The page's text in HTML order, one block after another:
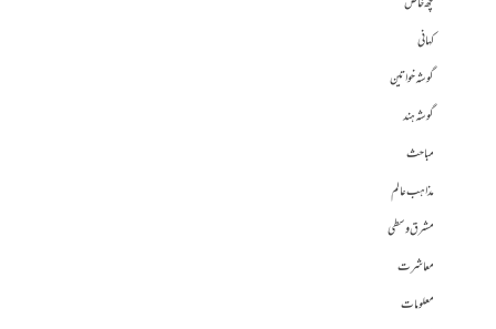
کہانی
گوشہ خواتین
گوشہ ہند
مباحث
مذاہب عالم
مشرق وسطی
معاشرت
معلومات